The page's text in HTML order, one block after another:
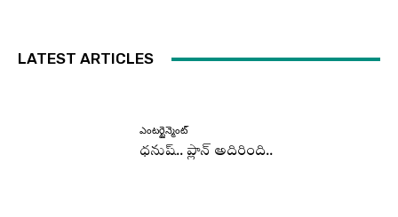
LATEST ARTICLES
ఎంటర్టైన్మెంట్
ధనుష్‌.. ప్లాన్ అదిరింది..